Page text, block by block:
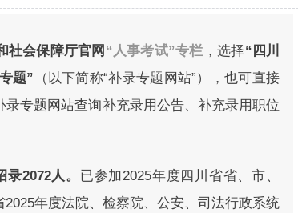
社会保障厅官网 “人事考试”专栏 ，选择“四川
题” （以下简称“补录专题网站”），也可直接
专题网站查询补充录用公告、补充录用职位
2072人。 已参加2025年度四川省省、市、
年度法院、检察院、公安、司法行政系统